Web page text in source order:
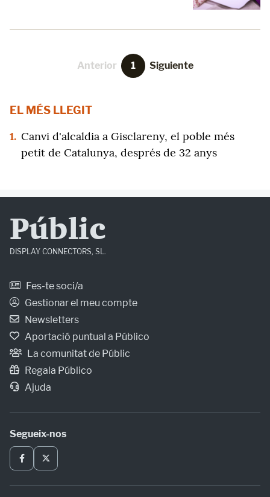
Anterior 1 Siguiente
EL MÉS LLEGIT
1. Canvi d'alcaldia a Gisclareny, el poble més
petit de Catalunya, després de 32 anys
Públic
DISPLAY CONNECTORS, SL.
Fes-te soci/a
Gestionar el meu compte
Newsletters
Aportació puntual a Público
La comunitat de Públic
Regala Público
Ajuda
Segueix-nos